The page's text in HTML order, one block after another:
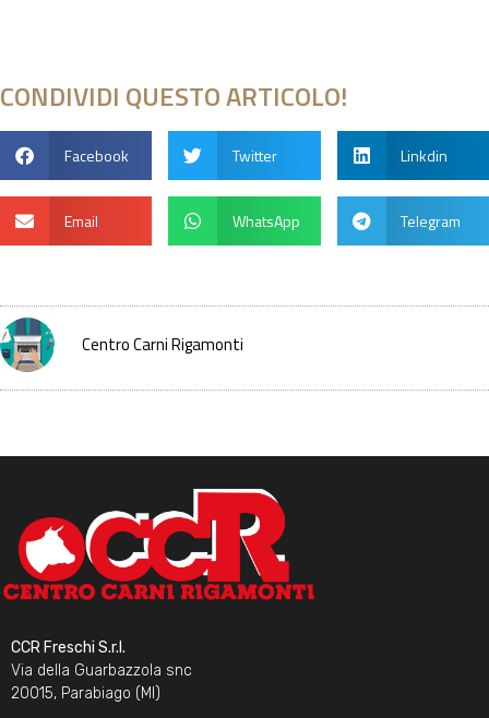
CONDIVIDI QUESTO ARTICOLO!
Facebook Twitter Linkdin
Email WhatsApp Telegram
Centro Carni Rigamonti
CCR Freschi S.r.l.
Via della Guarbazzola snc
20015, Parabiago (MI)